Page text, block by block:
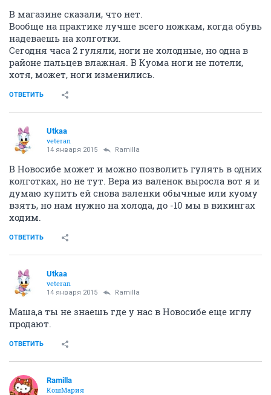
В магазине сказали, что нет.
Вообще на практике лучше всего ножкам, когда обувь
надеваешь на колготки.
Сегодня часа 2 гуляли, ноги не холодные, но одна в
районе пальцев влажная. В Куома ноги не потели,
хотя, может, ноги изменились.
ОТВЕТИТЬ
Utkaa
veteran
14 января 2015 Ramilla
В Новосибе может и можно позволить гулять в одних
колготках, но не тут. Вера из валенок выросла вот я и
думаю купить ей снова валенки обычные или куому
взять, но нам нужно на холода, до -10 мы в викингах
ходим.
ОТВЕТИТЬ
Utkaa
veteran
14 января 2015 Ramilla
Маша,а ты не знаешь где у нас в Новосибе еще иглу
продают.
ОТВЕТИТЬ
Ramilla
КошМария